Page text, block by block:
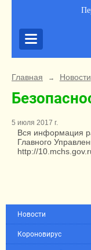
Главная → Новости
5 июля 2017 г.
Вся информация
Главного
http://
Новости
Короновирус